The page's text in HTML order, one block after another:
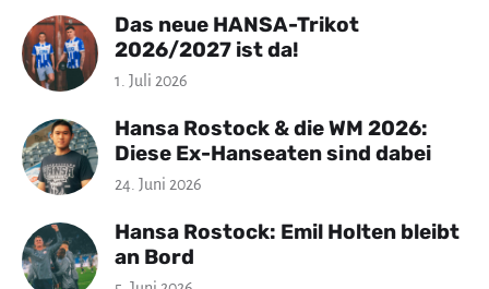
Das neue HANSA-Trikot
2026/2027 ist da!
1. Juli 2026
Hansa Rostock & die WM 2026:
Diese Ex-Hanseaten sind dabei
24. Juni 2026
Hansa Rostock: Emil Holten bleibt
an Bord